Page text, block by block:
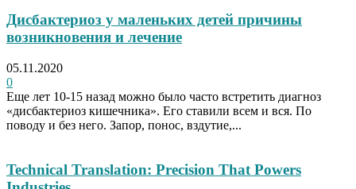
Дисбактериоз у маленьких детей причины
возникновения и лечение
05.11.2020
0
Еще лет 10-15 назад можно было часто встретить диагноз
«дисбактериоз кишечника». Его ставили всем и вся. По
поводу и без него. Запор, понос, вздутие,...
Technical Translation: Precision That Powers